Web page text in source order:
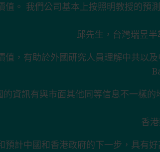
值。 我們公司基本上按照明教授的預
邱先生，台灣瑞昱
，有助於外國研究人員理解中共以及
資訊有與市面其他同等信息不一樣的
香
計中國和香港政府的下一步，具有好